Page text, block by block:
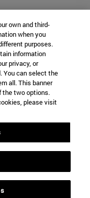
own and third-
when you
purposes.
information
privacy, or
You can select the
all. This banner
the two options.
please visit